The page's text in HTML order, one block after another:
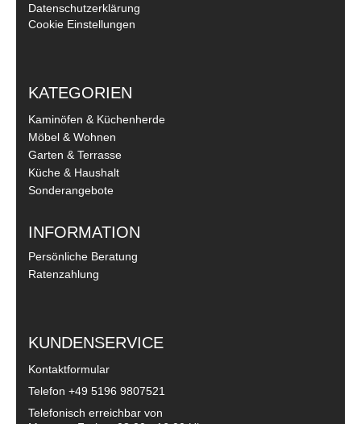
Datenschutzerklärung
Cookie Einstellungen
KATEGORIEN
Kaminöfen & Küchenherde
Möbel & Wohnen
Garten & Terrasse
Küche & Haushalt
Sonderangebote
INFORMATION
Persönliche Beratung
Ratenzahlung
KUNDENSERVICE
Kontaktformular
Telefon +49 5196 9807521
Telefonisch erreichbar von